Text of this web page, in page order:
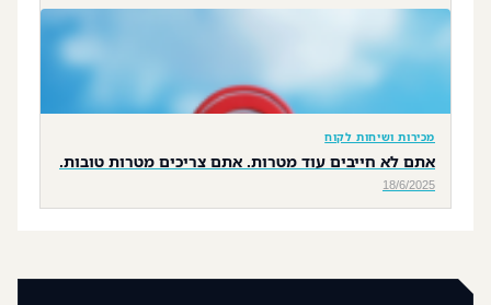
מכירות ושיחות לקוח
אתם לא חייבים עוד מטרות. אתם צריכים מטרות טובות.
18/6/2025